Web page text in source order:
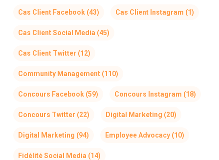
Cas Client Facebook(43) Cas Client Instagram (1)
Cas Client Social Media (45)
Cas Client Twitter (12)
Community Management(110)
Concours Facebook(59) Concours Instagram (18)
Concours Twitter (22) Digital Marketing (20)
Digital Marketing (94) Employee Advocacy(10)
Fidélité Social Media (14)